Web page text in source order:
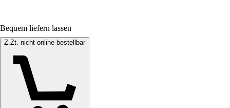
Bequem liefern lassen
Z.Zt. nicht online bestellbar